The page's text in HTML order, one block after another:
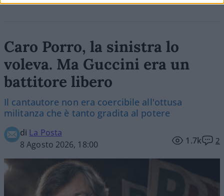
Caro Porro, la sinistra lo
voleva. Ma Guccini era un
battitore libero
Il cantautore non era coercibile all'ottusa
militanza che è tanto gradita al potere
di La Posta
8 Agosto 2026, 18:00
1.7k 2